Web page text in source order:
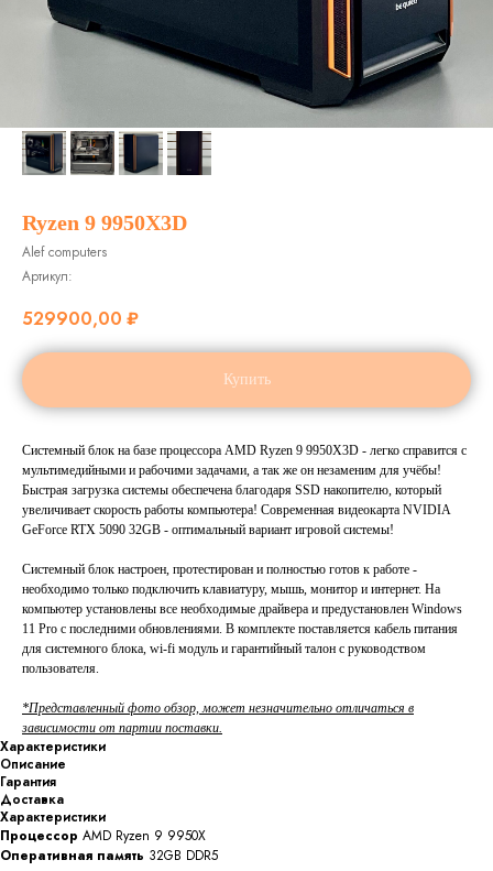
Ryzen 9 9950X3D
Alef computers
Артикул:
529900,00 ₽
Купить
Системный блок на базе процессора AMD Ryzen 9 9950X3D - легко справится с
мультимедийными и рабочими задачами, а так же он незаменим для учёбы!
Быстрая загрузка системы обеспечена благодаря SSD накопителю, который
увеличивает скорость работы компьютера! Современная видеокарта NVIDIA
GeForce RTX 5090 32GB - оптимальный вариант игровой системы!
Системный блок настроен, протестирован и полностью готов к работе -
необходимо только подключить клавиатуру, мышь, монитор и интернет. На
компьютер установлены все необходимые драйвера и предустановлен Windows
11 Pro с последними обновлениями. В комплекте поставляется кабель питания
для системного блока, wi-fi модуль и гарантийный талон с руководством
пользователя.
*Представленный фото обзор, может незначительно отличаться в
зависимости от партии поставки.
Характеристики
Описание
Гарантия
Доставка
Характеристики
Процессор AMD Ryzen 9 9950X
Оперативная память 32GB DDR5